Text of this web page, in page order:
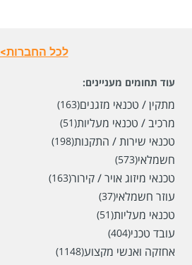
לכל החברות>
עוד תחומים מעניינים:
מתקין / טכנאי מזגנים(163)
מרכיב / טכנאי מעליות(51)
טכנאי שירות / התקנות(198)
חשמלאי(573)
טכנאי מיזוג אויר / קירור(163)
עוזר חשמלאי(37)
טכנאי מעליות(51)
עובד טכני(404)
אחזקה ואנשי מקצוע(1148)